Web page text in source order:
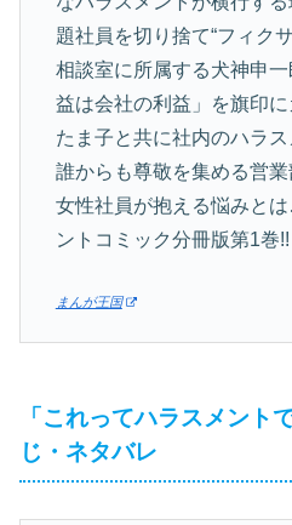
題社員を切り捨て“フィク
相談室に所属する犬神申
益は会社の利益」を旗印
たま子と共に社内のハラ
誰からも尊敬を集める営
女性社員が抱える悩みと
ントコミック分冊版第1巻!!
まんが王国
「これってハラスメント
じ・ネタバレ